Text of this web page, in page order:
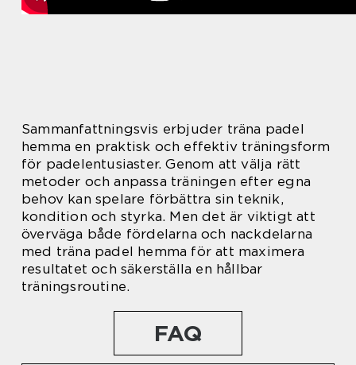
Sammanfattningsvis erbjuder träna padel
hemma en praktisk och effektiv träningsform
för padelentusiaster. Genom att välja rätt
metoder och anpassa träningen efter egna
behov kan spelare förbättra sin teknik,
kondition och styrka. Men det är viktigt att
överväga både fördelarna och nackdelarna
med träna padel hemma för att maximera
resultatet och säkerställa en hållbar
träningsroutine.
FAQ